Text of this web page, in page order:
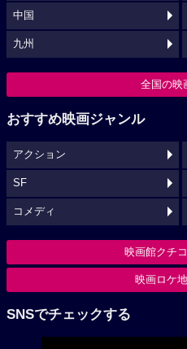
中国
九州
全国の映
おすすめ映画ジャンル
アクション
SF
コメディ
映画館クチ
映画ロケ
SNSでチェックする